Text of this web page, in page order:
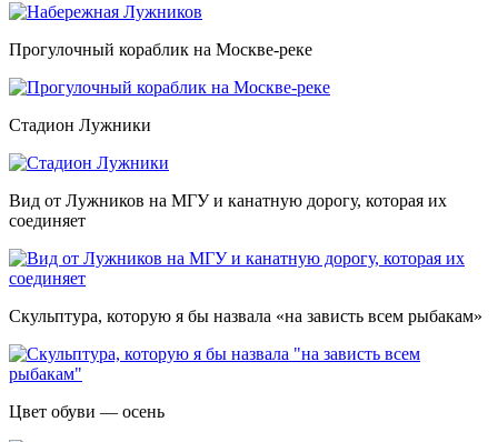
Прогулочный кораблик на Москве-реке
Стадион Лужники
Вид от Лужников на МГУ и канатную дорогу, которая их
соединяет
Скульптура, которую я бы назвала «на зависть всем рыбакам»
Цвет обуви — осень